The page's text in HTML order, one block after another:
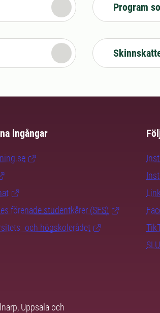
Program
ingångar
förenade studentkårer (SFS)
och högskolerådet
Uppsala och